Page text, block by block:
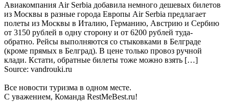
Авиакомпания Air Serbia добавила немного дешевых билетов
из Москвы в разные города Европы Air Serbia предлагает
полеты из Москвы в Италию, Германию, Австрию и Сербию
от 3150 рублей в одну сторону и от 6200 рублей туда-
обратно. Рейсы выполняются со стыковками в Белграде
(кроме прямых в Белград). В цене только провоз ручной
клади. Кстати, обратные билеты тоже можно взять […]
Source: vandrouki.ru
Все новости туризма в одном месте.
С уважением, Команда RestMeBest.ru!